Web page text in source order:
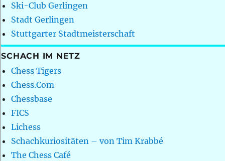
Ski-Club Gerlingen
Stadt Gerlingen
Stuttgarter Stadtmeisterschaft
SCHACH IM NETZ
Chess Tigers
Chess.Com
Chessbase
FICS
Lichess
Schachkuriositäten – von Tim Krabbé
The Chess Café